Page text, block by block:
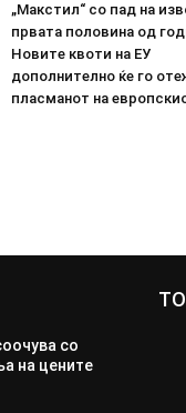
„Макстил“ со пад на
првата половина од
Новите квоти на ЕУ
дополнително ќе го
пласманот на
со
на цените